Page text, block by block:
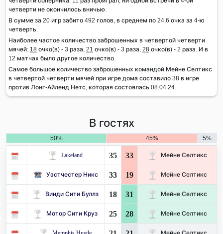
четверти не окончилось вничью.
В сумме за 20 игр забито 492 голов, в среднем по 24,6 очка за 4-ю
четверть.
Наиболее частое количество заброшенных в четвертой четверти
мячей: 18 очко(в) - 3 раза, 21 очко(в) - 3 раза, 28 очко(в) - 2 раза. И в
12 матчах было другое количество.
Самое большое количество заброшенных командой Мейне Селтикс
в четвертой четверти мячей при игре дома составило 38 в игре
против Лонг-Айленд Нетс, которая состоялась 08.04.24.
В гостях
50% 45% 5%
Lakeland 35 33 Мейне Селтикс
Уэстчестер Никс 33 19 Мейне Селтикс
Винди Сити Буллз 18 31 Мейне Селтикс
Мотор Сити Круз 25 28 Мейне Селтикс